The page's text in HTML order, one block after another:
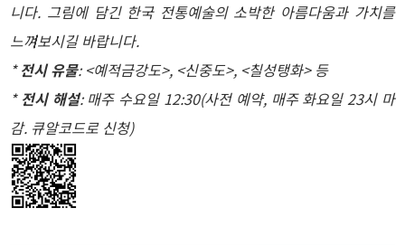
니다. 그림에 담긴 한국 전통예술의 소박한 아름다움과 가치를
느껴보시길 바랍니다.
*전시 유물: <예적금강도>, <신중도>, <칠성탱화> 등
* 전시 해설: 매주 수요일 12:30(사전 예약, 매주 화요일 23시 마
감. 큐알코드로 신청)